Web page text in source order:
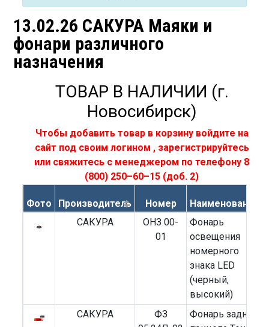
13.02.26 САКУРА Маяки и
фонари различного
назначения
ТОВАР В НАЛИЧИИ (г.
Новосибирск)
Чтобы добавить товар в корзину войдите на
сайт под своим логином , зарегистрируйтесь
или свяжитесь с менеджером по телефону 8
(800) 250–60–15 (доб. 2)
Фото Производитель Номер
Наименование
САКУРА
ОНЗ 00-
01
Фонарь
освещения
номерного
знака LED
(черный,
высокий)
САКУРА
ФЗ
Фонарь задний